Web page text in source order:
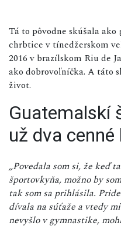
Tá to pôvodne skúšala
chrbtice v tínedžerskom
2016 v brazílskom Riu de
ako dobrovoľníčka. A táto
život.
Guatemalskí
už dva cenné
„Povedala som si, že keď
športovkyňa, možno by
tak som sa prihlásila.
dívala na súťaže a vtedy
nevyšlo v gymnastike,